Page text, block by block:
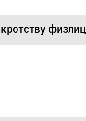
физлиц